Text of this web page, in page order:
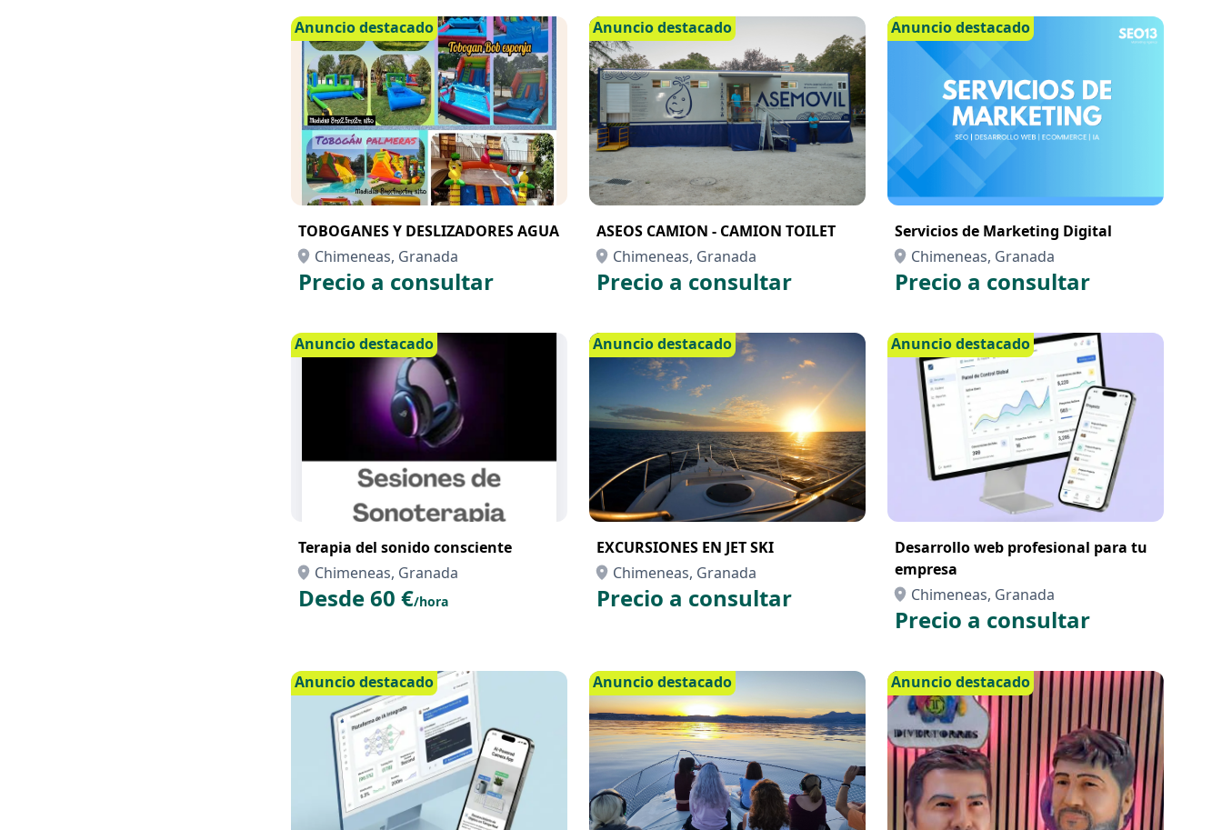
Anuncio destacado
TOBOGANES Y DESLIZADORES AGUA
Chimeneas, Granada
Precio a consultar
Anuncio destacado
ASEOS CAMION - CAMION TOILET
Chimeneas, Granada
Precio a consultar
Anuncio destacado
Servicios de Marketing Digital
Chimeneas, Granada
Precio a consultar
Anuncio destacado
Terapia del sonido consciente
Chimeneas, Granada
Desde 60 €/hora
Anuncio destacado
EXCURSIONES EN JET SKI
Chimeneas, Granada
Precio a consultar
Anuncio destacado
Desarrollo web profesional para tu
empresa
Chimeneas, Granada
Precio a consultar
Anuncio destacado Anuncio destacado Anuncio destacado